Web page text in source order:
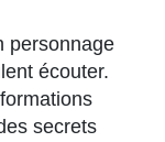
personnage
écouter.
secrets